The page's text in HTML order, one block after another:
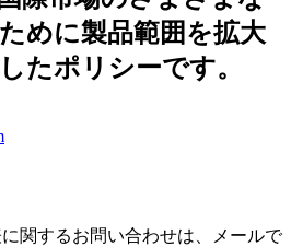
めに製品範囲を拡大
たポリシーです。
関するお問い合わせは、メールで